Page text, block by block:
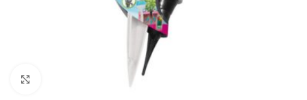
Clicca per ingrandire